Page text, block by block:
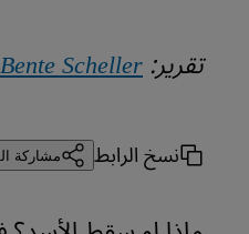
تقرير:Bente Scheller
نسخ الرابط مشاركة